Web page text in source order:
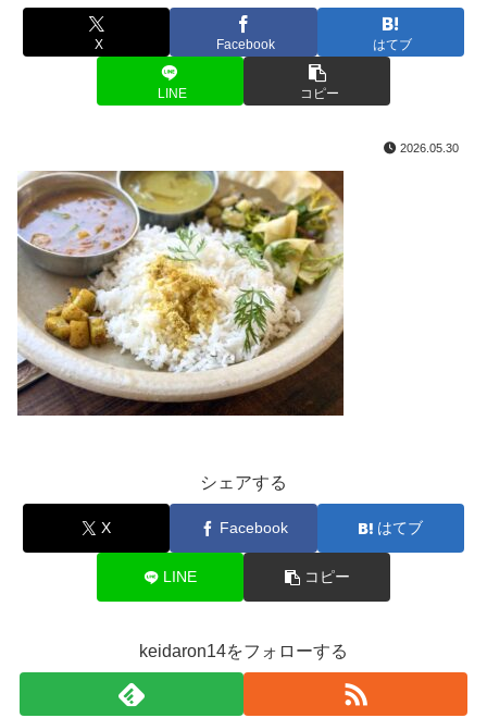
X Facebook はてブ
LINE コピー
2026.05.30
シェアする
X Facebook はてブ
LINE コピー
keidaron14をフォローする